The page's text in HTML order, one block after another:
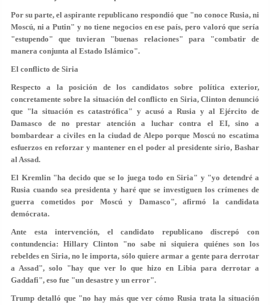
Por su parte, el aspirante republicano respondió que "no conoce Rusia, ni
Moscú, ni a Putin" y no tiene negocios en ese país, pero valoró que sería
"estupendo" que tuvieran "buenas relaciones" para "combatir de
manera conjunta al Estado Islámico".
El conflicto de Siria
Respecto a la posición de los candidatos sobre política exterior,
concretamente sobre la situación del conflicto en Siria, Clinton denunció
que "la situación es catastrófica" y acusó a Rusia y al Ejército de
Damasco de no prestar atención a luchar contra el EI, sino a
bombardear a civiles en la ciudad de Alepo porque Moscú no escatima
esfuerzos en reforzar y mantener en el poder al presidente sirio, Bashar
al Assad.
El Kremlin "ha decido que se lo juega todo en Siria" y "yo detendré a
Rusia cuando sea presidenta y haré que se investiguen los crímenes de
guerra cometidos por Moscú y Damasco", afirmó la candidata
demócrata.
Ante esta intervención, el candidato republicano discrepó con
contundencia: Hillary Clinton "no sabe ni siquiera quiénes son los
rebeldes en Siria, no le importa, sólo quiere armar a gente para derrotar
a Assad", solo "hay que ver lo que hizo en Libia para derrotar a
Gaddafi", eso fue "un desastre y un error".
Trump detalló que "no hay más que ver cómo Rusia trata la situación